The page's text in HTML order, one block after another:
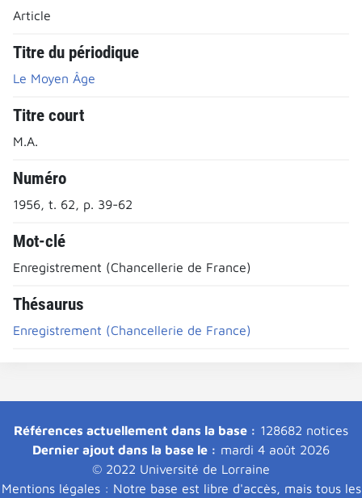
Article
Titre du périodique
Le Moyen Âge
Titre court
M.A.
Numéro
1956, t. 62, p. 39-62
Mot-clé
Enregistrement (Chancellerie de France)
Thésaurus
Enregistrement (Chancellerie de France)
Références actuellement dans la base : 128682 notices
Dernier ajout dans la base le : mardi 4 août 2026
© 2022 Université de Lorraine
Mentions légales : Notre base est libre d'accès, mais tous les